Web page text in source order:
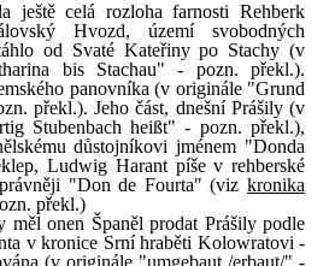
ještě celá rozloha farnosti Rehberk
Hvozd, území svobodných
od Svaté Kateřiny po Stachy (v
bis Stachau" - pozn. překl.).
panovníka (v originále "Grund
překl.). Jeho část, dnešní Prášily (v
Stubenbach heißt" - pozn. překl.),
důstojníkovi jménem "Donda
Ludwig Harant píše v rehberské
"Don de Fourta" (viz kronika
překl.)
měl onen Španěl prodat Prášily podle
v kronice Srní hraběti Kolowratovi -
(v originále "umgebaut /erbaut/" -